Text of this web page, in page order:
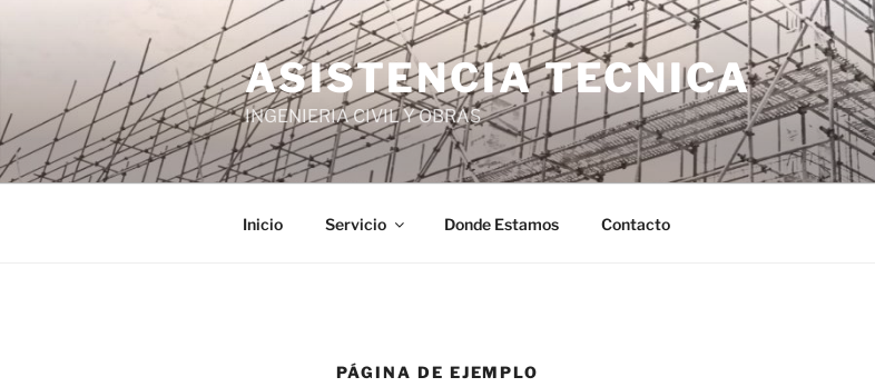
ASISTENCIA TECNICA
INGENIERIA CIVIL Y OBRAS
Inicio Servicio Donde Estamos Contacto
PÁGINA DE EJEMPLO